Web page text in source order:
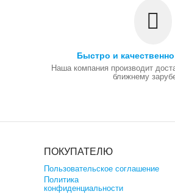
Быстро и
Наша компания производит
ближнему
ПОКУПАТЕЛЮ
Пользовательское соглашение
Политика
конфиденциальности